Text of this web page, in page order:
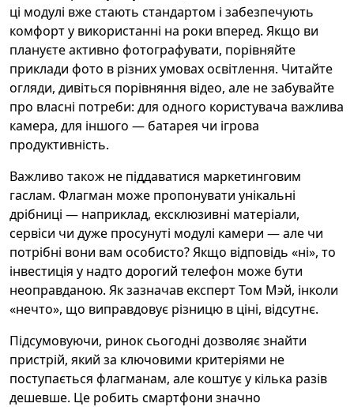
ці модулі вже стають стандартом і забезпечують
комфорт у використанні на роки вперед. Якщо ви
плануєте активно фотографувати, порівняйте
приклади фото в різних умовах освітлення. Читайте
огляди, дивіться порівняння відео, але не забувайте
про власні потреби: для одного користувача важлива
камера, для іншого — батарея чи ігрова
продуктивність.
Важливо також не піддаватися маркетинговим
гаслам. Флагман може пропонувати унікальні
дрібниці — наприклад, ексклюзивні матеріали,
сервіси чи дуже просунуті модулі камери — але чи
потрібні вони вам особисто? Якщо відповідь «ні», то
інвестиція у надто дорогий телефон може бути
неоправданою. Як зазначав експерт Том Мэй, інколи
«нечто», що виправдовує різницю в ціні, відсутнє.
Підсумовуючи, ринок сьогодні дозволяє знайти
пристрій, який за ключовими критеріями не
поступається флагманам, але коштує у кілька разів
дешевше. Це робить смартфони значно